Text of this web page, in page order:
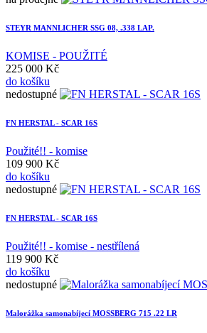
STEYR MANNLICHER SSG 08, .338 LAP.
KOMISE - POUŽITÉ
225 000 Kč
do košíku
nedostupné
FN HERSTAL - SCAR 16S
Použité!! - komise
109 900 Kč
do košíku
nedostupné
FN HERSTAL - SCAR 16S
Použité!! - komise - nestřílená
119 900 Kč
do košíku
nedostupné
Malorážka samonabíjecí MOSSBERG 715 .22 LR